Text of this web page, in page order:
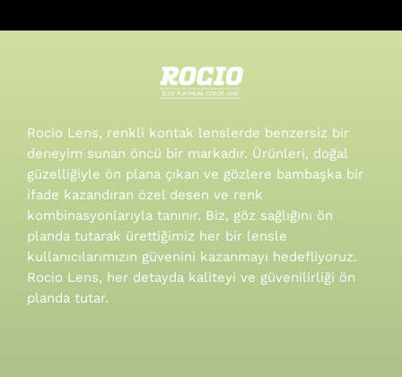
Rocio Lens, renkli kontak lenslerde benzersiz bir
deneyim sunan öncü bir markadır. Ürünleri, doğal
güzelliğiyle ön plana çıkan ve gözlere bambaşka bir
ifade kazandıran özel desen ve renk
kombinasyonlarıyla tanınır. Biz, göz sağlığını ön
planda tutarak ürettiğimiz her bir lensle
kullanıcılarımızın güvenini kazanmayı hedefliyoruz.
Rocio Lens, her detayda kaliteyi ve güvenilirliği ön
planda tutar.